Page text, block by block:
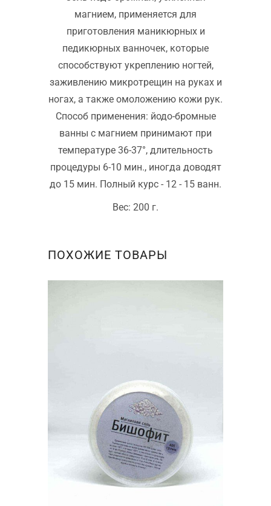
магнием, применяется для
приготовления маникюрных и
педикюрных ванночек, которые
способствуют укреплению ногтей,
заживлению микротрещин на руках и
ногах, а также омоложению кожи рук.
Способ применения: йодо-бромные
ванны с магнием принимают при
температуре 36-37°, длительность
процедуры 6-10 мин., иногда доводят
до 15 мин. Полный курс - 12 - 15 ванн.
Вес: 200 г.
ПОХОЖИЕ ТОВАРЫ